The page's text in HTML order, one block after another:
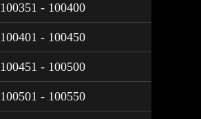
100351 - 100400
100401 - 100450
100451 - 100500
100501 - 100550